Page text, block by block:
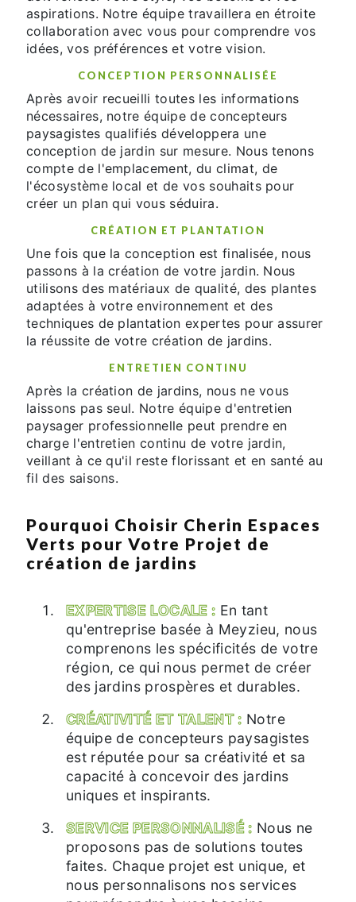
aspirations. Notre équipe travaillera en étroite
collaboration avec vous pour comprendre vos
idées, vos préférences et votre vision.
CONCEPTION PERSONNALISÉE
Après avoir recueilli toutes les informations
nécessaires, notre équipe de concepteurs
paysagistes qualifiés développera une
conception de jardin sur mesure. Nous tenons
compte de l'emplacement, du climat, de
l'écosystème local et de vos souhaits pour
créer un plan qui vous séduira.
CRÉATION ET PLANTATION
Une fois que la conception est finalisée, nous
passons à la création de votre jardin. Nous
utilisons des matériaux de qualité, des plantes
adaptées à votre environnement et des
techniques de plantation expertes pour assurer
la réussite de votre création de jardins.
ENTRETIEN CONTINU
Après la création de jardins, nous ne vous
laissons pas seul. Notre équipe d'entretien
paysager professionnelle peut prendre en
charge l'entretien continu de votre jardin,
veillant à ce qu'il reste florissant et en santé au
fil des saisons.
Pourquoi Choisir Cherin Espaces
Verts pour Votre Projet de
création de jardins
EXPERTISE LOCALE : En tant
qu'entreprise basée à Meyzieu, nous
comprenons les spécificités de votre
région, ce qui nous permet de créer
des jardins prospères et durables.
CRÉATIVITÉ ET TALENT : Notre
équipe de concepteurs paysagistes
est réputée pour sa créativité et sa
capacité à concevoir des jardins
uniques et inspirants.
SERVICE PERSONNALISÉ : Nous ne
proposons pas de solutions toutes
faites. Chaque projet est unique, et
nous personnalisons nos services